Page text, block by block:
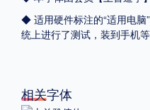
◆ 适用硬件标注的“适用电脑
统上进行了测试，装到手机
相关字体